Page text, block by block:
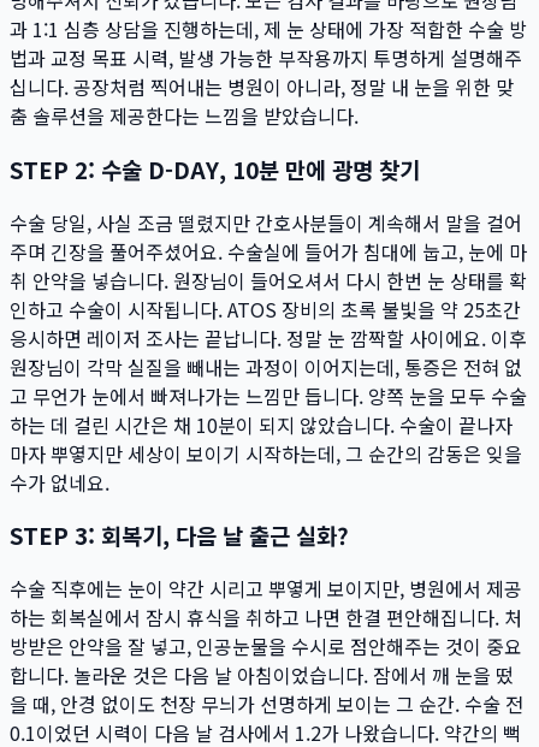
과 1:1 심층 상담을 진행하는데, 제 눈 상태에 가장 적합한 수술 방
법과 교정 목표 시력, 발생 가능한 부작용까지 투명하게 설명해주
십니다. 공장처럼 찍어내는 병원이 아니라, 정말 내 눈을 위한 맞
춤 솔루션을 제공한다는 느낌을 받았습니다.
STEP 2: 수술 D-DAY, 10분 만에 광명 찾기
수술 당일, 사실 조금 떨렸지만 간호사분들이 계속해서 말을 걸어
주며 긴장을 풀어주셨어요. 수술실에 들어가 침대에 눕고, 눈에 마
취 안약을 넣습니다. 원장님이 들어오셔서 다시 한번 눈 상태를 확
인하고 수술이 시작됩니다. ATOS 장비의 초록 불빛을 약 25초간
응시하면 레이저 조사는 끝납니다. 정말 눈 깜짝할 사이에요. 이후
원장님이 각막 실질을 빼내는 과정이 이어지는데, 통증은 전혀 없
고 무언가 눈에서 빠져나가는 느낌만 듭니다. 양쪽 눈을 모두 수술
하는 데 걸린 시간은 채 10분이 되지 않았습니다. 수술이 끝나자
마자 뿌옇지만 세상이 보이기 시작하는데, 그 순간의 감동은 잊을
수가 없네요.
STEP 3: 회복기, 다음 날 출근 실화?
수술 직후에는 눈이 약간 시리고 뿌옇게 보이지만, 병원에서 제공
하는 회복실에서 잠시 휴식을 취하고 나면 한결 편안해집니다. 처
방받은 안약을 잘 넣고, 인공눈물을 수시로 점안해주는 것이 중요
합니다. 놀라운 것은 다음 날 아침이었습니다. 잠에서 깨 눈을 떴
을 때, 안경 없이도 천장 무늬가 선명하게 보이는 그 순간. 수술 전
0.1이었던 시력이 다음 날 검사에서 1.2가 나왔습니다. 약간의 뻑